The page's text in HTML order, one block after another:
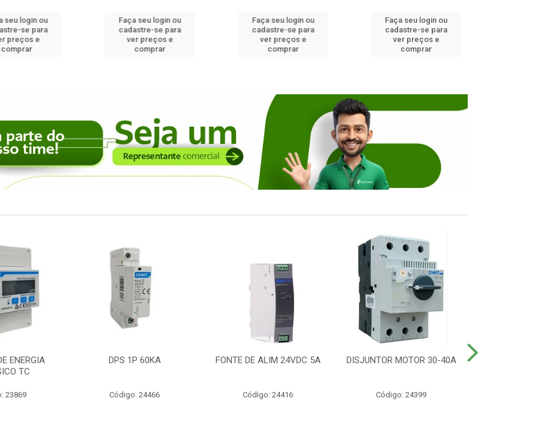
login ou
se para
e
Faça seu login ou
cadastre-se para
ver preços e
comprar
Faça seu login ou
cadastre-se para
ver preços e
comprar
Faça seu login ou
cadastre-se para
ver preços e
comprar
ENERGIA
TC
23869
DPS 1P 60KA
Código: 24466
FONTE DE ALIM 24VDC 5A
Código: 24416
DISJUNTOR MOTOR 30-40A
Código: 24399